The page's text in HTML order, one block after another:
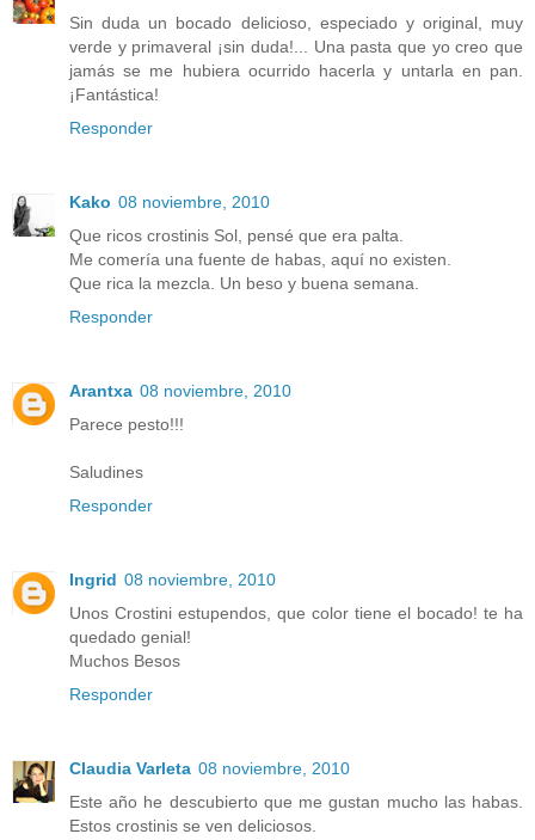
Sin duda un bocado delicioso, especiado y original, muy
verde y primaveral ¡sin duda!... Una pasta que yo creo que
jamás se me hubiera ocurrido hacerla y untarla en pan.
¡Fantástica!
Responder
Kako 08 noviembre, 2010
Que ricos crostinis Sol, pensé que era palta.
Me comería una fuente de habas, aquí no existen.
Que rica la mezcla. Un beso y buena semana.
Responder
Arantxa 08 noviembre, 2010
Parece pesto!!!
Saludines
Responder
Ingrid 08 noviembre, 2010
Unos Crostini estupendos, que color tiene el bocado! te ha
quedado genial!
Muchos Besos
Responder
Claudia Varleta 08 noviembre, 2010
Este año he descubierto que me gustan mucho las habas.
Estos crostinis se ven deliciosos.